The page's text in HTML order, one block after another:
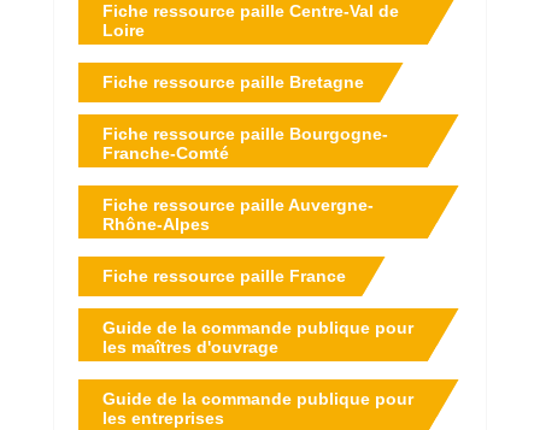
Fiche ressource paille Centre-Val de
Loire
Fiche ressource paille Bretagne
Fiche ressource paille Bourgogne-
Franche-Comté
Fiche ressource paille Auvergne-
Rhône-Alpes
Fiche ressource paille France
Guide de la commande publique pour
les maîtres d'ouvrage
Guide de la commande publique pour
les entreprises